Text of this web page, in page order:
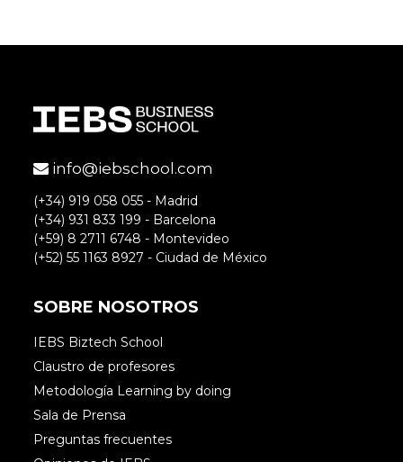
info@iebschool.com
(+34) 919 058 055 - Madrid
(+34) 931 833 199 - Barcelona
(+59) 8 2711 6748 - Montevideo
(+52) 55 1163 8927 - Ciudad de México
SOBRE NOSOTROS
IEBS Biztech School
Claustro de profesores
Metodología Learning by doing
Sala de Prensa
Preguntas frecuentes